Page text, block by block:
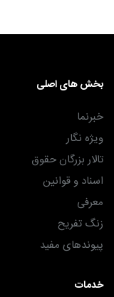
بخش های اصلی
خبرنما
ویژه نگار
تالار بزرگان حقوق
اسناد و قوانین
معرفی
زنگ تفریح
پیوندهای مفید
خدمات